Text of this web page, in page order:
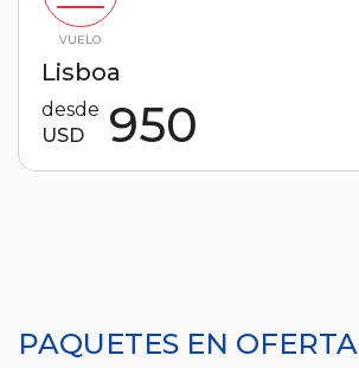
VUELO
Lisboa
desde
USD
950
PAQUETES EN OFERTA